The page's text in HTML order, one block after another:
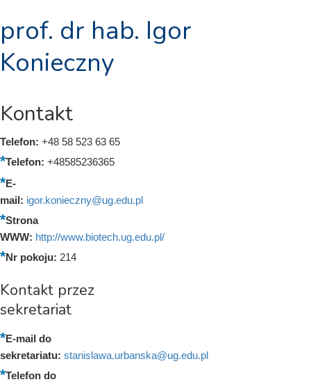
prof. dr hab. Igor
Konieczny
Kontakt
Telefon: +48 58 523 63 65
Telefon: +48585236365
E-
mail: igor.konieczny@ug.edu.pl
Strona
WWW: http://www.biotech.ug.edu.pl/
Nr pokoju: 214
Kontakt przez
sekretariat
E-mail do
sekretariatu: stanislawa.urbanska@ug.edu.pl
Telefon do